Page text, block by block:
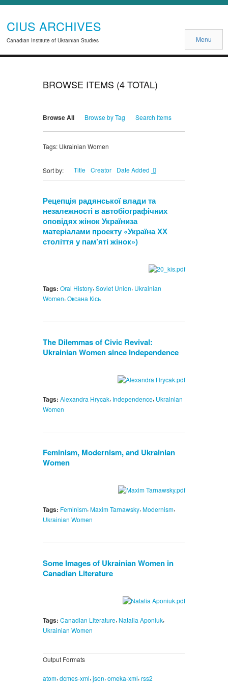
CIUS ARCHIVES
Canadian Institute of Ukrainian Studies Menu
BROWSE ITEMS (4 TOTAL)
Browse All Browse by Tag Search Items
Tags: Ukrainian Women
Sort by: Title Creator Date Added
Рецепція радянської влади та
незалежності в автобіографічних
оповідях жінок Україниза
матеріалами проекту «Україна ХХ
століття у пам’яті жінок»)
Tags: Oral History, Soviet Union, Ukrainian
Women, Оксана Кісь
The Dilemmas of Civic Revival:
Ukrainian Women since Independence
Tags: Alexandra Hrycak, Independence, Ukrainian
Women
Feminism, Modernism, and Ukrainian
Women
Tags: Feminism, Maxim Tarnawsky, Modernism,
Ukrainian Women
Some Images of Ukrainian Women in
Canadian Literature
Tags: Canadian Literature, Natalia Aponiuk,
Ukrainian Women
Output Formats
atom,dcmes-xml,json,omeka-xml,rss2